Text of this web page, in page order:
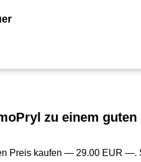
zu einem
Preis kaufen — 29.00 EUR —.